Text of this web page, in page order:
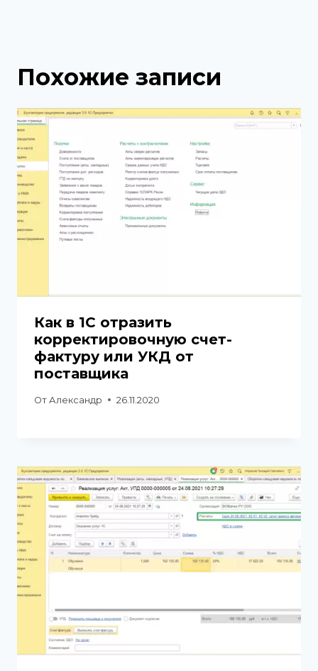
Похожие записи
Как в 1С отразить
корректировочную счет-
фактуру или УКД от
поставщика
От Александр 26.11.2020